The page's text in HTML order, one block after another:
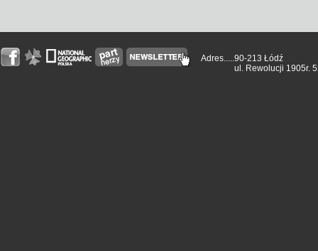
Adres.....90-213 Łódź
ul. Rewolucji 1905r.